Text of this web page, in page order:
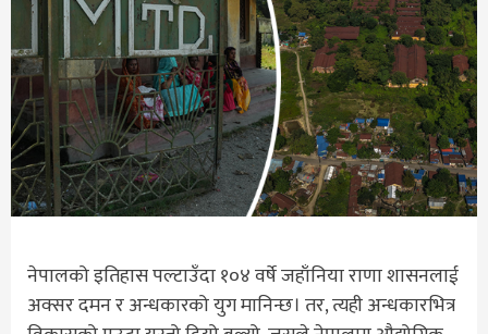
नेपालको इतिहास पल्टाउँदा १०४ वर्षे जहाँनिया राणा शासनलाई
अक्सर दमन र अन्धकारको युग मानिन्छ। तर, त्यही अन्धकारभित्र